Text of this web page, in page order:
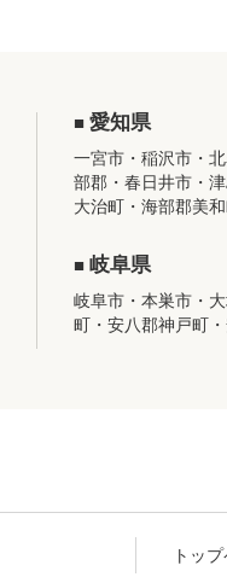
愛知県
一宮市・稲沢市・
部郡・春日井市・
大治町・海部郡美
岐阜県
岐阜市・本巣市・
町・安八郡神戸町
トッ